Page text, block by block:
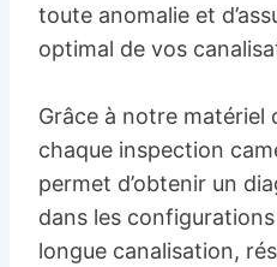
toute anomalie et
optimal de vos
Grâce à notre matériel
chaque inspection
permet d’obtenir un
dans les
longue canalisation,